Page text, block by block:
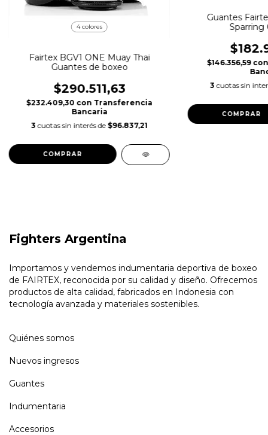
4 colores
Fairtex BGV1 ONE Muay Thai
Guantes de boxeo
$290.511,63
$232.409,30 con Transferencia
Bancaria
3 cuotas sin interés de $96.837,21
COMPRAR
Guantes
Sparring
$146.356,59 con
3 cuotas sin
COMPRAR
Fighters Argentina
Importamos y vendemos indumentaria deportiva de boxeo
de FAIRTEX, reconocida por su calidad y diseño. Ofrecemos
productos de alta calidad, fabricados en Indonesia con
tecnología avanzada y materiales sostenibles.
Quiénes somos
Nuevos ingresos
Guantes
Indumentaria
Accesorios